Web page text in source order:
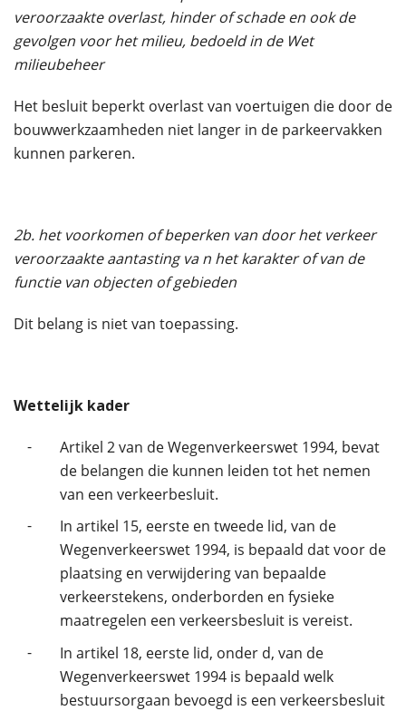
veroorzaakte overlast, hinder of schade en ook de
gevolgen voor het milieu, bedoeld in de Wet
milieubeheer
Het besluit beperkt overlast van voertuigen die door de
bouwwerkzaamheden niet langer in de parkeervakken
kunnen parkeren.
2b. het voorkomen of beperken van door het verkeer
veroorzaakte aantasting va n het karakter of van de
functie van objecten of gebieden
Dit belang is niet van toepassing.
Wettelijk kader
-
Artikel 2 van de Wegenverkeerswet 1994, bevat
de belangen die kunnen leiden tot het nemen
van een verkeerbesluit.
-
In artikel 15, eerste en tweede lid, van de
Wegenverkeerswet 1994, is bepaald dat voor de
plaatsing en verwijdering van bepaalde
verkeerstekens, onderborden en fysieke
maatregelen een verkeersbesluit is vereist.
-
In artikel 18, eerste lid, onder d, van de
Wegenverkeerswet 1994 is bepaald welk
bestuursorgaan bevoegd is een verkeersbesluit